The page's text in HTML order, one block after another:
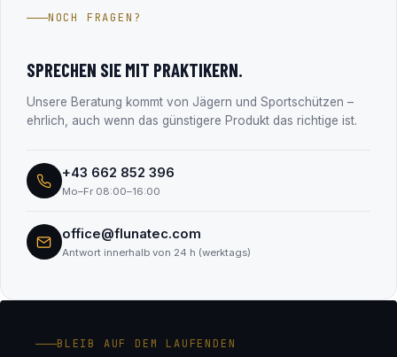
Salzburg). Alle Unternehmensdaten findest du transparent
NOCH FRAGEN?
SPRECHEN SIE MIT PRAKTIKERN.
Unsere Beratung kommt von Jägern und Sportschützen –
ehrlich, auch wenn das günstigere Produkt das richtige ist.
+43 662 852 396
Mo–Fr 08:00–16:00
office@flunatec.com
Antwort innerhalb von 24 h (werktags)
BLEIB AUF DEM LAUFENDEN